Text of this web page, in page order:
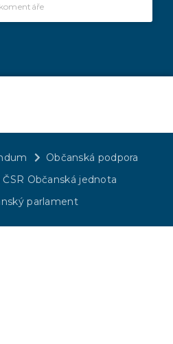
Občanská podpora
Občanská jednota
parlament